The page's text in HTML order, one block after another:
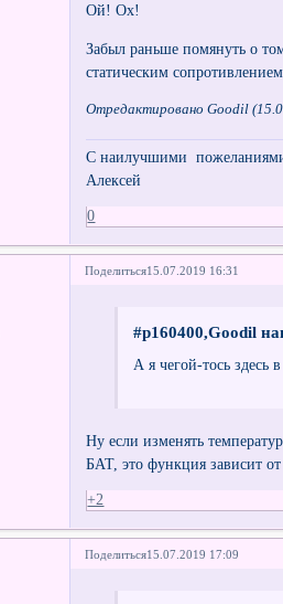
Ой! Ох!
Забыл раньше помянуть о
статическим
Отредактировано Goodil
С наилучшими пожеланиями
Алексей
0
Поделиться15.07.2019 16:31
#p160400,Goodil
А я чегой-тось здесь
Ну если изменять
БАТ, это функция зависит
+2
Поделиться15.07.2019 17:09